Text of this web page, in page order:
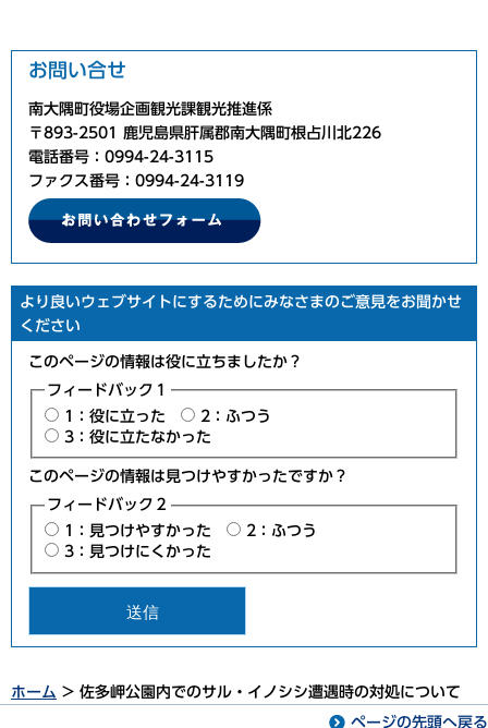
お問い合せ
南大隅町役場企画観光課観光推進係
〒893-2501 鹿児島県肝属郡南大隅町根占川北226
電話番号：0994-24-3115
ファクス番号：0994-24-3119
より良いウェブサイトにするためにみなさまのご意見をお聞かせ
ください
このページの情報は役に立ちましたか？
フィードバック１
1：役に立った
2：ふつう
3：役に立たなかった
このページの情報は見つけやすかったですか？
フィードバック２
1：見つけやすかった
2：ふつう
3：見つけにくかった
ホーム > 佐多岬公園内でのサル・イノシシ遭遇時の対処について
ページの先頭へ戻る